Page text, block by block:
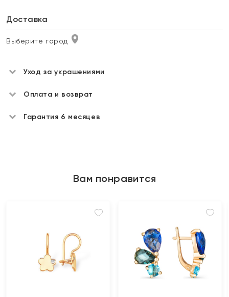
Доставка
Выберите город
Уход за украшениями
Оплата и возврат
Гарантия 6 месяцев
Вам понравится